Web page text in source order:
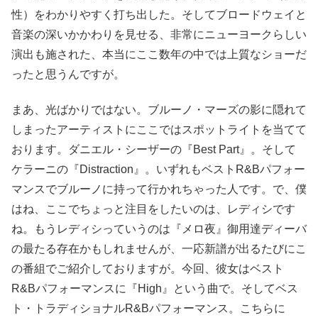
性）をわかりやすく打ち出した。そしてブロードウェイと
音楽の深いかかわりを見せる、非常にニューヨークらしい
演出も施された、本当にここ数年の中では上質なショーだ
ったと思うんですが。
まあ、光ばかりではない。ブルーノ・マーズの影に隠れて
しまったアーティストにここではスポットライトを当てて
おります。ダニエル・シーザーの『Best Part』。そして
ケラーニの『Distraction』。いずれもベストR&Bパフォー
マンスでブルーノに持って行かれちゃった人です。で、僕
はね、ここでちょっと注目をしたいのは、レディシです
ね。もうレディシっていうのは『メロ夜』御用達ディーバ
の最たる存在かもしれませんが、一応新譜が出るたびにこ
の番組でご紹介しておりますが。今回、彼女はベスト
R&Bパフォーマンスに『High』という曲で。そしてベス
ト・トラディショナルR&Bパフォーマンス。こちらに